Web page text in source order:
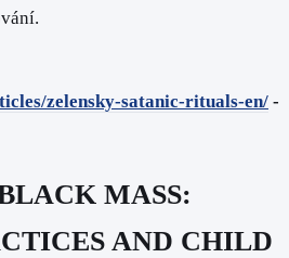
zelensky-satanic-rituals-en/ -
MASS:
AND CHILD